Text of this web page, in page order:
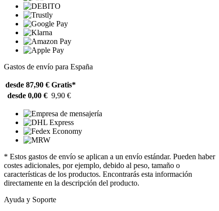
Gastos de envío para España
desde 87,90 € Gratis*
desde 0,00 € 9,90 €
* Estos gastos de envío se aplican a un envío estándar. Pueden haber
costes adicionales, por ejemplo, debido al peso, tamaño o
características de los productos. Encontrarás esta información
directamente en la descripción del producto.
Ayuda y Soporte